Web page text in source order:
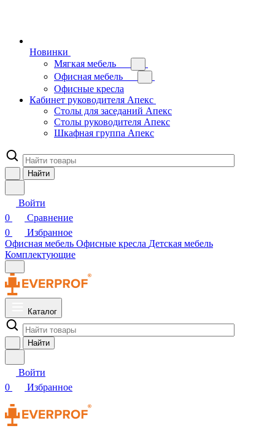
Новинки
Мягкая мебель
Офисная мебель
Офисные кресла
Кабинет руководителя Апекс
Столы для заседаний Апекс
Столы руководителя Апекс
Шкафная группа Апекс
Найти
Войти
0
Сравнение
0
Избранное
Офисная мебель Офисные кресла Детская мебель
Комплектующие
Каталог
Найти
Войти
0
Избранное